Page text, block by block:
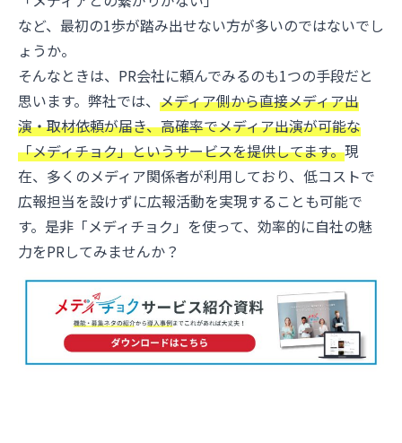
など、最初の1歩が踏み出せない方が多いのではないでし
ょうか。
そんなときは、PR会社に頼んでみるのも1つの手段だと
思います。弊社では、 メディア側から直接メディア出
演・取材依頼が届き、高確率でメディア出演が可能な
「メディチョク」というサービスを提供してます。現
在、多くのメディア関係者が利用しており、低コストで
広報担当を設けずに広報活動を実現することも可能で
す。是非「メディチョク」を使って、効率的に自社の魅
力をPRしてみませんか？